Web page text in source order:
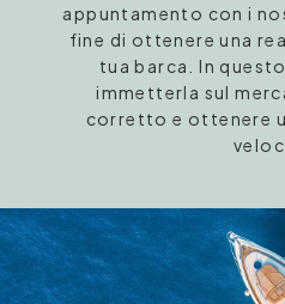
appuntamento con i
fine di ottenere una
tua barca. In
immetterla sul
corretto e ottenere